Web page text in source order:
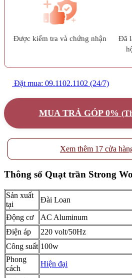
Được kiểm tra và chứng nhận
Đã
Đặt mua: 09.1102.1102 (24/7)
MUA TRẢ GÓP 0%
Xem thêm 17 cửa
Thông số Quạt trần Strong
Sản xuất
tại
Đài Loan
Động cơ
AC Aluminum
Điện áp
220 volt/50Hz
Công suất 100w
Phong
cách
Hiện đại